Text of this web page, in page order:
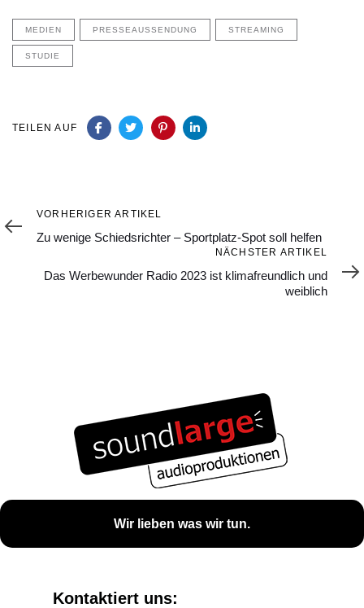
MEDIEN PRESSEAUSSENDUNG STREAMING
STUDIE
TEILEN AUF
Vorheriger
Artikel
VORHERIGER ARTIKEL
Zu wenige Schiedsrichter – Sportplatz-Spot soll helfen
Artikel
NÄCHSTER ARTIKEL
Das Werbewunder Radio 2023 ist klimafreundlich und
weiblich
Wir lieben was wir tun.
Kontaktiert uns: